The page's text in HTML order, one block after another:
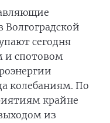
сегодня
и спотовом
колебаниям. По
крайне
из